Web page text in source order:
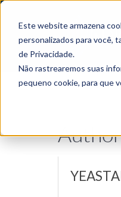
Este website armazena
personalizados para você,
de Privacidade.
Não rastrearemos suas
pequeno cookie, para que